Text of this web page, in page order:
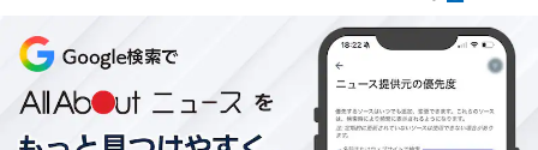
例えば、シリアルナンバーや金具、傷などチェックポイ
ントを撮影します。もし届いた商品と違う場合は、購入
者に示すことができますし、メルカリ事務局への連絡の
時にも使用できます。